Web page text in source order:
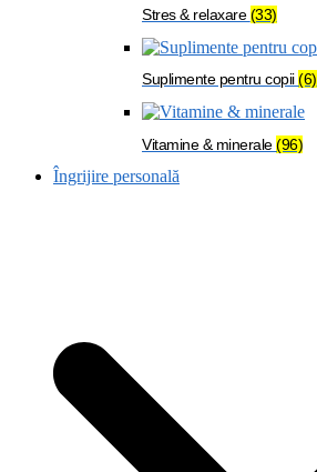
Stres & relaxare(33)
Suplimente pentru copii(6)
Vitamine & minerale(96)
Îngrijire personală